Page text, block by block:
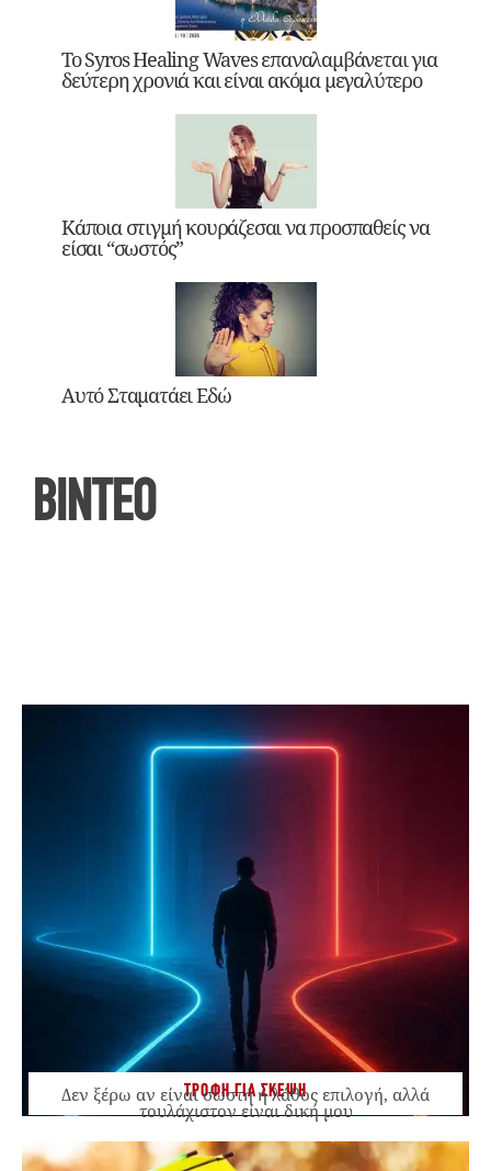
Το Syros Healing Waves επαναλαμβάνεται για
δεύτερη χρονιά και είναι ακόμα μεγαλύτερο
Κάποια στιγμή κουράζεσαι να προσπαθείς να
είσαι “σωστός”
Αυτό Σταματάει Εδώ
ΒΙΝΤΕΟ
ΤΡΟΦΗ ΓΙΑ ΣΚΕΨΗ
Δεν ξέρω αν είναι σωστή ή λάθος επιλογή, αλλά
τουλάχιστον είναι δική μου